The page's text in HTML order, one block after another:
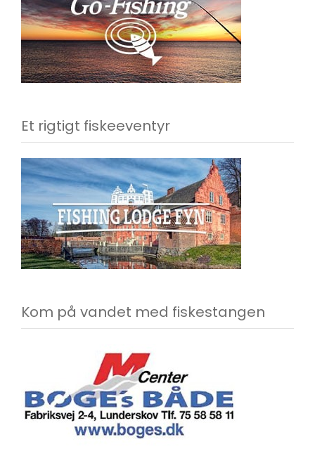
Et rigtigt fiskeeventyr
Kom på vandet med fiskestangen